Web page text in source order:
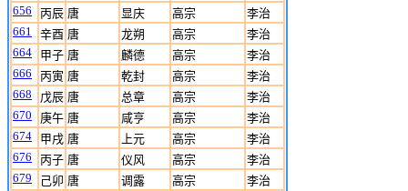
656
丙辰 唐 显庆 高宗
李治
661
辛酉 唐 龙朔 高宗
李治
664
甲子 唐 麟德 高宗
李治
666
丙寅 唐 乾封 高宗
李治
668
戊辰 唐 总章 高宗
李治
670
庚午 唐 咸亨 高宗
李治
674
甲戌 唐 上元 高宗
李治
676
丙子 唐 仪风 高宗
李治
679
己卯 唐 调露 高宗
李治